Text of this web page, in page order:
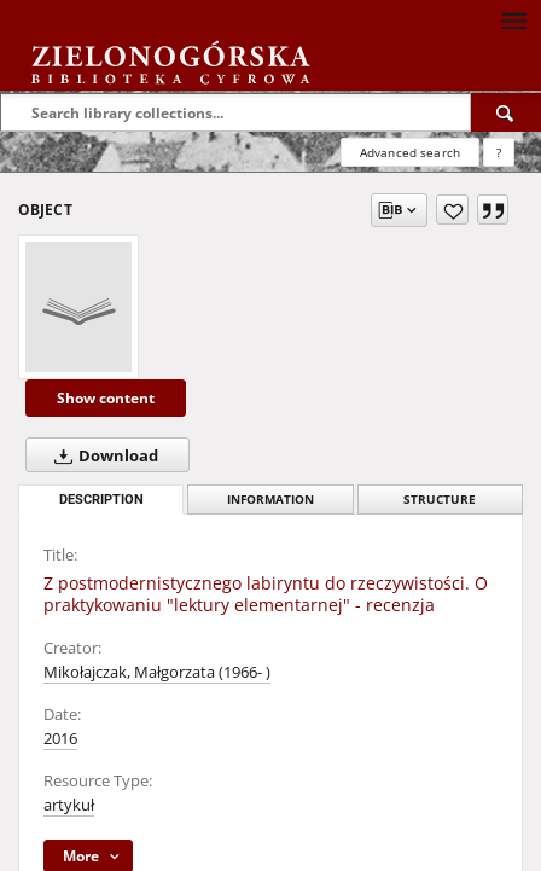
Advanced search ?
OBJECT
Show content
Download
DESCRIPTION INFORMATION STRUCTURE
Title:
Z postmodernistycznego labiryntu do rzeczywistości. O
praktykowaniu "lektury elementarnej" - recenzja
Creator:
Mikołajczak, Małgorzata (1966- )
Date:
2016
Resource Type:
artykuł
More